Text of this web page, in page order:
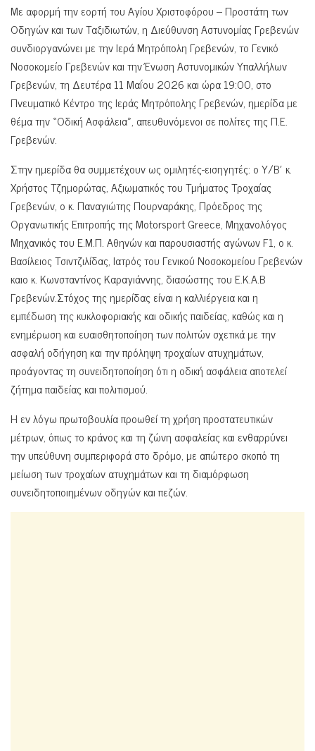
Με αφορμή την εορτή του Αγίου Χριστοφόρου – Προστάτη των
Οδηγών και των Ταξιδιωτών, η Διεύθυνση Αστυνομίας Γρεβενών
συνδιοργανώνει με την Ιερά Μητρόπολη Γρεβενών, το Γενικό
Νοσοκομείο Γρεβενών και την Ένωση Αστυνομικών Υπαλλήλων
Γρεβενών, τη Δευτέρα 11 Μαΐου 2026 και ώρα 19:00, στο
Πνευματικό Κέντρο της Ιεράς Μητρόπολης Γρεβενών, ημερίδα με
θέμα την «Οδική Ασφάλεια», απευθυνόμενοι σε πολίτες της Π.Ε.
Γρεβενών.
Στην ημερίδα θα συμμετέχουν ως ομιλητές-εισηγητές: ο Υ/Β΄ κ.
Χρήστος Τζημορώτας, Αξιωματικός του Τμήματος Τροχαίας
Γρεβενών, ο κ. Παναγιώτης Πουρναράκης, Πρόεδρος της
Οργανωτικής Επιτροπής της Motorsport Greece, Μηχανολόγος
Μηχανικός του Ε.Μ.Π. Αθηνών και παρουσιαστής αγώνων F1, ο κ.
Βασίλειος Τσιντζιλίδας, Ιατρός του Γενικού Νοσοκομείου Γρεβενών
καιο κ. Κωνσταντίνος Καραγιάννης, διασώστης του Ε.Κ.Α.Β
Γρεβενών.Στόχος της ημερίδας είναι η καλλιέργεια και η
εμπέδωση της κυκλοφοριακής και οδικής παιδείας, καθώς και η
ενημέρωση και ευαισθητοποίηση των πολιτών σχετικά με την
ασφαλή οδήγηση και την πρόληψη τροχαίων ατυχημάτων,
προάγοντας τη συνειδητοποίηση ότι η οδική ασφάλεια αποτελεί
ζήτημα παιδείας και πολιτισμού.
Η εν λόγω πρωτοβουλία προωθεί τη χρήση προστατευτικών
μέτρων, όπως το κράνος και τη ζώνη ασφαλείας και ενθαρρύνει
την υπεύθυνη συμπεριφορά στο δρόμο, με απώτερο σκοπό τη
μείωση των τροχαίων ατυχημάτων και τη διαμόρφωση
συνειδητοποιημένων οδηγών και πεζών.